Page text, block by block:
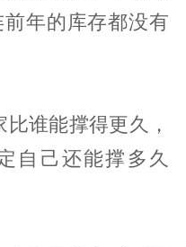
年的库存都没有
谁能撑得更久，
自己还能撑多久